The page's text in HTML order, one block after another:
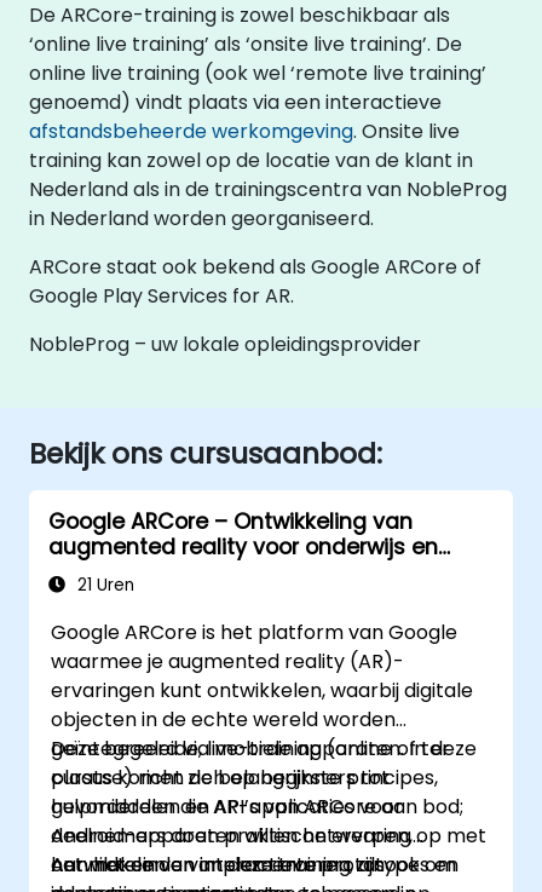
De ARCore-training is zowel beschikbaar als
‘online live training’ als ‘onsite live training’. De
online live training (ook wel ‘remote live training’
genoemd) vindt plaats via een interactieve
afstandsbeheerde werkomgeving. Onsite live
training kan zowel op de locatie van de klant in
Nederland als in de trainingscentra van NobleProg
in Nederland worden georganiseerd.
ARCore staat ook bekend als Google ARCore of
Google Play Services for AR.
NobleProg – uw lokale opleidingsprovider
Bekijk ons cursusaanbod:
Google ARCore – Ontwikkeling van
augmented reality voor onderwijs en
innovatie
21 Uren
Google ARCore is het platform van Google
waarmee je augmented reality (AR)-
ervaringen kunt ontwikkelen, waarbij digitale
objecten in de echte wereld worden
geïntegreerd via mobiele apparaten. In deze
cursus komen de belangrijkste principes,
hulpmiddelen en API’s van ARCore aan bod;
deelnemers doen praktische ervaring op met
het maken van interactieve prototypes en
Deze begeleide, live-training (online of ter
plaatse) richt zich op beginners tot
gevorderden die AR-applicaties voor
Android-apparaten willen ontwerpen,
ontwikkelen en implementeren, alsook om
Aan het einde van deze training zijn